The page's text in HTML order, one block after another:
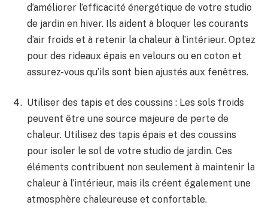
⁣d’améliorer l’efficacité énergétique de votre ⁣studio
de jardin en hiver. Ils aident ‌à bloquer les ​courants‌
d’air froids et‌ à retenir la ‍chaleur à l’intérieur. Optez⁤
pour des rideaux épais en velours⁣ ou⁣ en coton⁤ et
assurez-vous ⁢qu’ils sont bien ajustés aux fenêtres.
Utiliser des⁤ tapis et des coussins : Les sols‌ froids‍
peuvent être ⁢une source majeure⁣ de ⁤perte ​de
chaleur. Utilisez des tapis épais et des coussins
pour isoler le sol de votre studio de jardin. ‍Ces‍
éléments contribuent non seulement ⁢à maintenir la
chaleur à l’intérieur, ⁤mais ils créent également​ une​
atmosphère chaleureuse et confortable.